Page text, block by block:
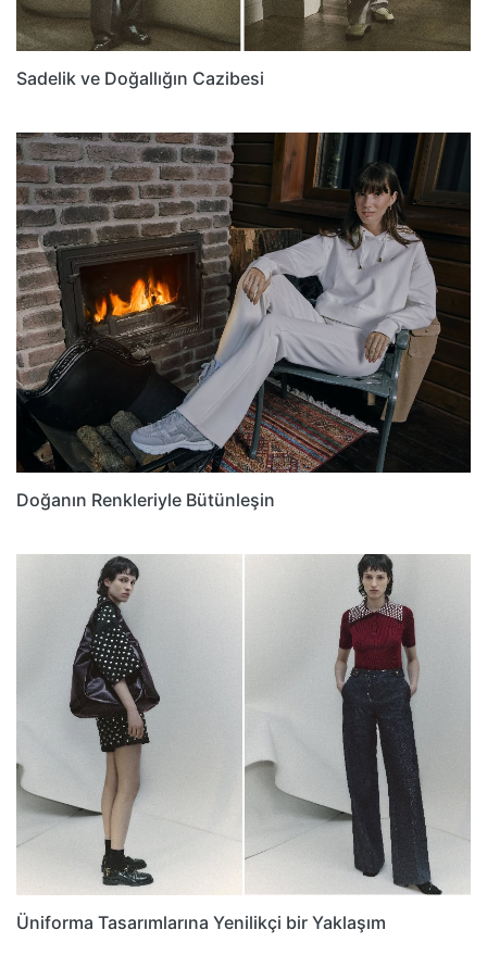
Sadelik ve Doğallığın Cazibesi
Doğanın Renkleriyle Bütünleşin
Üniforma Tasarımlarına Yenilikçi bir Yaklaşım